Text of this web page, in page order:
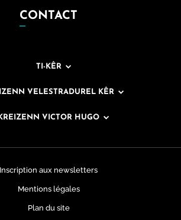
CONTACT
TI-KÊR
VELESTRADUREL KÊR
KREIZENN VICTOR HUGO
Inscription aux newsletters
Mentions légales
Plan du site